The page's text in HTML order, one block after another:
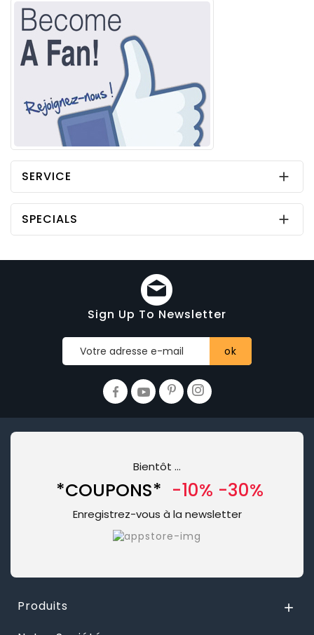
SERVICE 
SPECIALS 
Sign Up To Newsletter
Bientôt …
*COUPONS* -10% -30%
Enregistrez-vous à la newsletter
Produits 